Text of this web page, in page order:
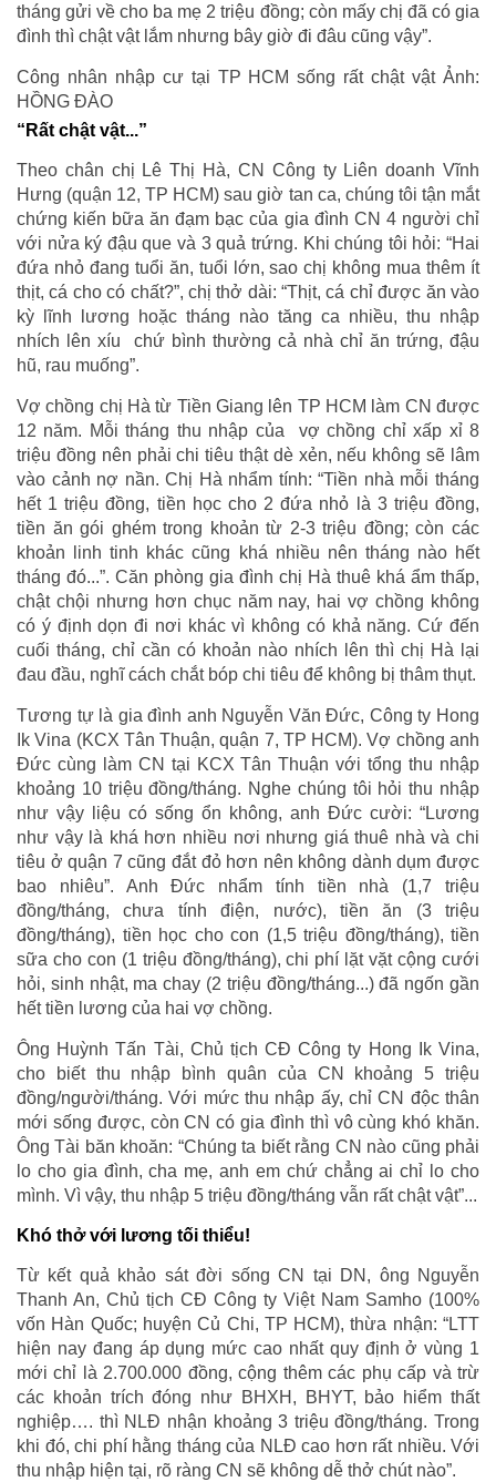
tháng gửi về cho ba mẹ 2 triệu đồng; còn mấy chị đã có gia
đình thì chật vật lắm nhưng bây giờ đi đâu cũng vậy”.
Công nhân nhập cư tại TP HCM sống rất chật vật Ảnh:
HỒNG ĐÀO
“Rất chật vật...”
Theo chân chị Lê Thị Hà, CN Công ty Liên doanh Vĩnh
Hưng (quận 12, TP HCM) sau giờ tan ca, chúng tôi tận mắt
chứng kiến bữa ăn đạm bạc của gia đình CN 4 người chỉ
với nửa ký đậu que và 3 quả trứng. Khi chúng tôi hỏi: “Hai
đứa nhỏ đang tuổi ăn, tuổi lớn, sao chị không mua thêm ít
thịt, cá cho có chất?”, chị thở dài: “Thịt, cá chỉ được ăn vào
kỳ lĩnh lương hoặc tháng nào tăng ca nhiều, thu nhập
nhích lên xíu chứ bình thường cả nhà chỉ ăn trứng, đậu
hũ, rau muống”.
Vợ chồng chị Hà từ Tiền Giang lên TP HCM làm CN được
12 năm. Mỗi tháng thu nhập của vợ chồng chỉ xấp xỉ 8
triệu đồng nên phải chi tiêu thật dè xẻn, nếu không sẽ lâm
vào cảnh nợ nần. Chị Hà nhẩm tính: “Tiền nhà mỗi tháng
hết 1 triệu đồng, tiền học cho 2 đứa nhỏ là 3 triệu đồng,
tiền ăn gói ghém trong khoản từ 2-3 triệu đồng; còn các
khoản linh tinh khác cũng khá nhiều nên tháng nào hết
tháng đó...”. Căn phòng gia đình chị Hà thuê khá ẩm thấp,
chật chội nhưng hơn chục năm nay, hai vợ chồng không
có ý định dọn đi nơi khác vì không có khả năng. Cứ đến
cuối tháng, chỉ cần có khoản nào nhích lên thì chị Hà lại
đau đầu, nghĩ cách chắt bóp chi tiêu để không bị thâm thụt.
Tương tự là gia đình anh Nguyễn Văn Đức, Công ty Hong
Ik Vina (KCX Tân Thuận, quận 7, TP HCM). Vợ chồng anh
Đức cùng làm CN tại KCX Tân Thuận với tổng thu nhập
khoảng 10 triệu đồng/tháng. Nghe chúng tôi hỏi thu nhập
như vậy liệu có sống ổn không, anh Đức cười: “Lương
như vậy là khá hơn nhiều nơi nhưng giá thuê nhà và chi
tiêu ở quận 7 cũng đắt đỏ hơn nên không dành dụm được
bao nhiêu”. Anh Đức nhẩm tính tiền nhà (1,7 triệu
đồng/tháng, chưa tính điện, nước), tiền ăn (3 triệu
đồng/tháng), tiền học cho con (1,5 triệu đồng/tháng), tiền
sữa cho con (1 triệu đồng/tháng), chi phí lặt vặt cộng cưới
hỏi, sinh nhật, ma chay (2 triệu đồng/tháng...) đã ngốn gần
hết tiền lương của hai vợ chồng.
Ông Huỳnh Tấn Tài, Chủ tịch CĐ Công ty Hong Ik Vina,
cho biết thu nhập bình quân của CN khoảng 5 triệu
đồng/người/tháng. Với mức thu nhập ấy, chỉ CN độc thân
mới sống được, còn CN có gia đình thì vô cùng khó khăn.
Ông Tài băn khoăn: “Chúng ta biết rằng CN nào cũng phải
lo cho gia đình, cha mẹ, anh em chứ chẳng ai chỉ lo cho
mình. Vì vậy, thu nhập 5 triệu đồng/tháng vẫn rất chật vật”...
Khó thở với lương tối thiểu!
Từ kết quả khảo sát đời sống CN tại DN, ông Nguyễn
Thanh An, Chủ tịch CĐ Công ty Việt Nam Samho (100%
vốn Hàn Quốc; huyện Củ Chi, TP HCM), thừa nhận: “LTT
hiện nay đang áp dụng mức cao nhất quy định ở vùng 1
mới chỉ là 2.700.000 đồng, cộng thêm các phụ cấp và trừ
các khoản trích đóng như BHXH, BHYT, bảo hiểm thất
nghiệp…. thì NLĐ nhận khoảng 3 triệu đồng/tháng. Trong
khi đó, chi phí hằng tháng của NLĐ cao hơn rất nhiều. Với
thu nhập hiện tại, rõ ràng CN sẽ không dễ thở chút nào”.